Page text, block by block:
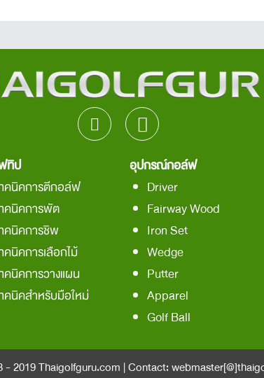
ทิป
คนิคการตีกอล์ฟ
คนิคการพัต
คนิคการชิพ
คนิคการเลือกไม้
คนิคการวางแผน
คนิคสำหรับมือใหม่
อุปกรณ์กอล์ฟ
Driver
Fairway Wood
Iron Set
Wedge
Putter
Apparel
Golf Ball
- 2019Thaigolfguru.com | Contact: